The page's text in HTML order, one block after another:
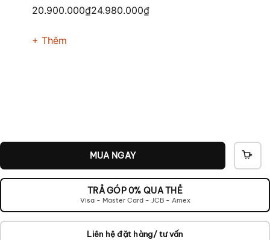
20.900.000₫24.980.000₫
+ Thêm
MUA NGAY
TRẢ GÓP 0% QUA THẺ
Visa - Master Card - JCB - Amex
Liên hệ đặt hàng/ tư vấn